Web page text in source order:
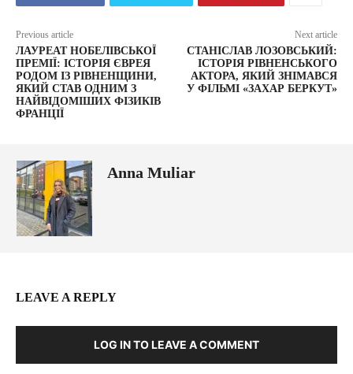
Previous article
ЛАУРЕАТ НОБЕЛІВСЬКОЇ
ПРЕМІЇ: ІСТОРІЯ ЄВРЕЯ
РОДОМ ІЗ РІВНЕНЩИНИ,
ЯКИЙ СТАВ ОДНИМ З
НАЙВІДОМІШИХ ФІЗИКІВ
ФРАНЦІЇ
Next article
СТАНІСЛАВ ЛОЗОВСЬКИЙ:
ІСТОРІЯ РІВНЕНСЬКОГО
АКТОРА, ЯКИЙ ЗНІМАВСЯ
У ФІЛЬМІ «ЗАХАР БЕРКУТ»
Anna Muliar
LEAVE A REPLY
LOG IN TO LEAVE A COMMENT